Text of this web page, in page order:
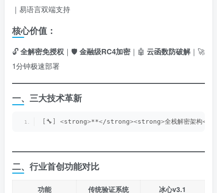
｜易语言双端支持
核心价值：
🔓 ​全解密免授权 ｜🛡️ ​ 金融级RC4加密｜🤖 ​ 云函数防破解｜🚀
1分钟极速部署
一、三大技术革新
🔧 <strong>**</strong><strong>全栈解密架构<
二、行业首创功能对比
功能 传统验证系统
冰心v3.1